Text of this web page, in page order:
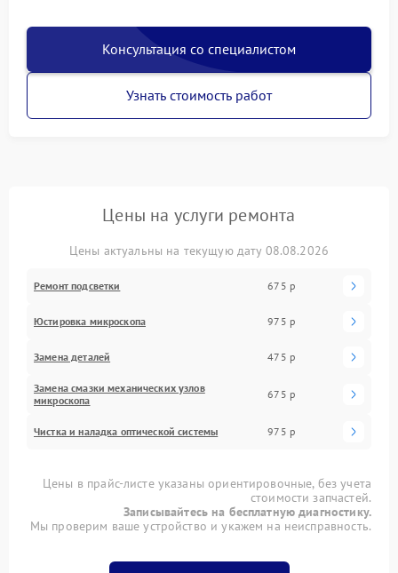
Консультация со специалистом
Узнать стоимость работ
Цены на услуги ремонта
Цены актуальны на текущую дату 08.08.2026
Ремонт подсветки 675 р
Юстировка микроскопа 975 р
Замена деталей 475 р
Замена смазки механических узлов
микроскопа
675 р
Чистка и наладка оптической системы 975 р
Цены в прайс-листе указаны ориентировочные, без учета
стоимости запчастей.
Записывайтесь на бесплатную диагностику.
Мы проверим ваше устройство и укажем на неисправность.